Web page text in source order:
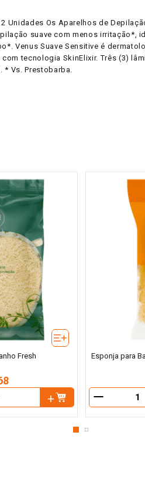
Unidades Os Aparelhos de
suave com menos irritação*,
Venus Suave Sensitive é
tecnologia SkinElixir. Três (3)
Vs. Prestobarba.
Fresh Esponja para